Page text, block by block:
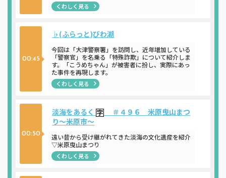
くわしく見る
00:45
♭(ふらっと)びわ湖
今回は「大津警察署」を訪問し、近年増加している
「警察官」を名乗る「特殊詐欺」について紹介しま
す。「こうめちゃん」が被害者に扮し、実際にあっ
た事件を再現します。
くわしく見る
00:50
淡海をあるく
＃４９６ 米原曳山まつ
り～米原市～
遠い昔から受け継がれてきた淡海の文化遺産を紹介
▽米原曳山まつり
くわしく見る